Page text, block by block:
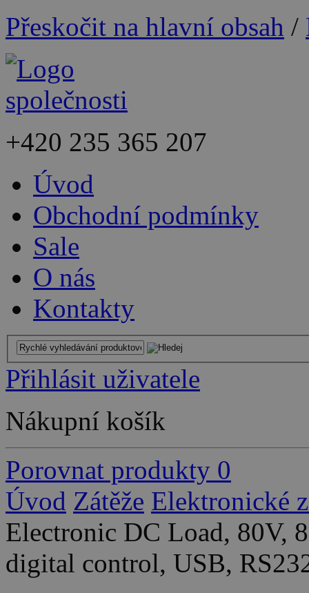
Přeskočit na hlavní obsah /
+420 235 365 207
Úvod
Obchodní podmínky
Sale
O nás
Kontakty
Přihlásit uživatele
Nákupní košík
Porovnat produkty 0
Úvod Zátěže Elektronické
Electronic DC Load, 80V,
digital control, USB,